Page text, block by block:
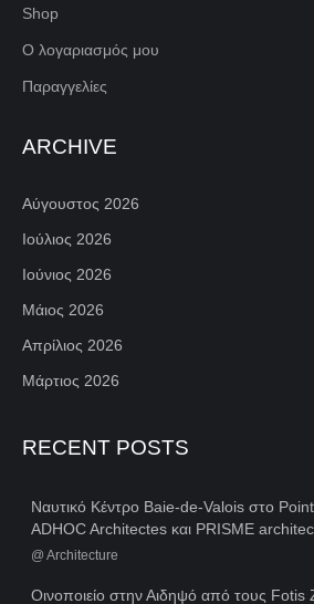
Shop
Ο λογαριασμός μου
Παραγγελίες
ARCHIVE
Αύγουστος 2026
Ιούλιος 2026
Ιούνιος 2026
Μάιος 2026
Απρίλιος 2026
Μάρτιος 2026
RECENT POSTS
Ναυτικό Κέντρο Baie-de-Valois στο
ADHOC Architectes και PRISME
@ Architecture
Οινοποιείο στην Αιδηψό από τους Fotis